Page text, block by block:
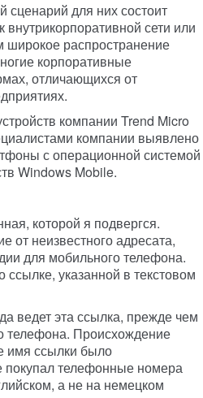
сценарий для них состоит
внутрикорпоративной сети или
распространение
корпоративные
отличающихся от
компании Trend Micro
компании выявлено
с операционной системой
Windows Mobile.
которой я подвергся.
от неизвестного адресата,
для мобильного телефона.
указанной в текстовом
ведет эта ссылка, прежде чем
телефона. Происхождение
имя ссылки было
покупал телефонные номера
а не на немецком